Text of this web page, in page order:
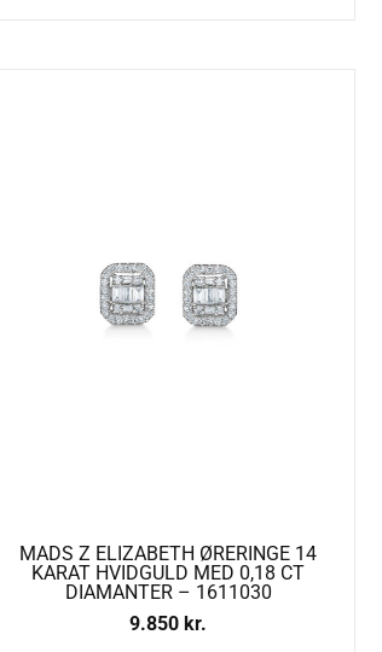
MADS Z ELIZABETH ØRERINGE 14
KARAT HVIDGULD MED 0,18 CT
DIAMANTER – 1611030
9.850 kr.